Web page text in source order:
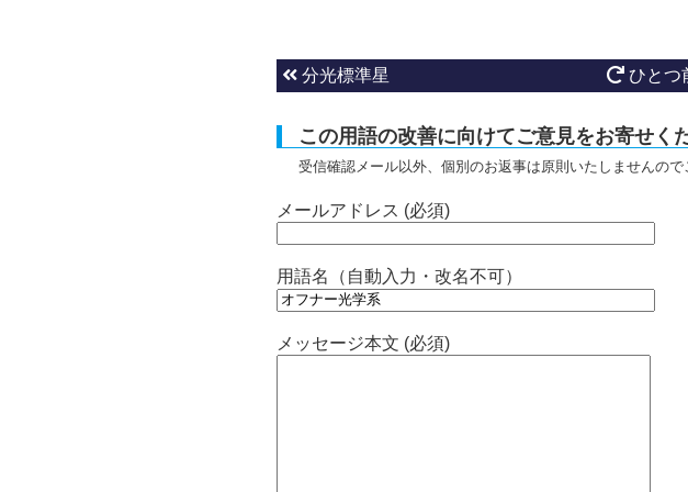
分光標準星 ひとつ
この用語の改善に向けてご意見をお寄せく
受信確認メール以外、個別のお返事は原則いたしませんので
メールアドレス (必須)
用語名（自動入力・改名不可）
メッセージ本文 (必須)